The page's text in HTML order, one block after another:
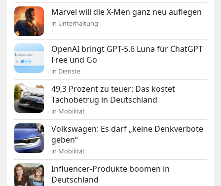
Marvel will die X-Men ganz neu auflegen
in Unterhaltung
OpenAI bringt GPT-5.6 Luna für ChatGPT
Free und Go
in Dienste
49,3 Prozent zu teuer: Das kostet
Tachobetrug in Deutschland
in Mobilität
Volkswagen: Es darf „keine Denkverbote
geben“
in Mobilität
Influencer-Produkte boomen in
Deutschland